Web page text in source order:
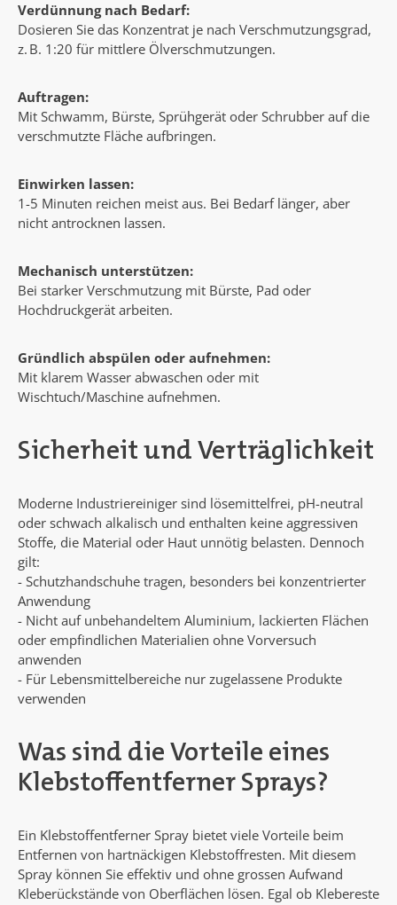
Verdünnung nach Bedarf:
Dosieren Sie das Konzentrat je nach Verschmutzungsgrad,
z. B. 1:20 für mittlere Ölverschmutzungen.
Auftragen:
Mit Schwamm, Bürste, Sprühgerät oder Schrubber auf die
verschmutzte Fläche aufbringen.
Einwirken lassen:
1-5 Minuten reichen meist aus. Bei Bedarf länger, aber
nicht antrocknen lassen.
Mechanisch unterstützen:
Bei starker Verschmutzung mit Bürste, Pad oder
Hochdruckgerät arbeiten.
Gründlich abspülen oder aufnehmen:
Mit klarem Wasser abwaschen oder mit
Wischtuch/Maschine aufnehmen.
Sicherheit und Verträglichkeit
Moderne Industriereiniger sind lösemittelfrei, pH-neutral
oder schwach alkalisch und enthalten keine aggressiven
Stoffe, die Material oder Haut unnötig belasten. Dennoch
gilt:
- Schutzhandschuhe tragen, besonders bei konzentrierter
Anwendung
- Nicht auf unbehandeltem Aluminium, lackierten Flächen
oder empfindlichen Materialien ohne Vorversuch
anwenden
- Für Lebensmittelbereiche nur zugelassene Produkte
verwenden
Was sind die Vorteile eines
Klebstoffentferner Sprays?
Ein Klebstoffentferner Spray bietet viele Vorteile beim
Entfernen von hartnäckigen Klebstoffresten. Mit diesem
Spray können Sie effektiv und ohne grossen Aufwand
Kleberückstände von Oberflächen lösen. Egal ob Klebereste